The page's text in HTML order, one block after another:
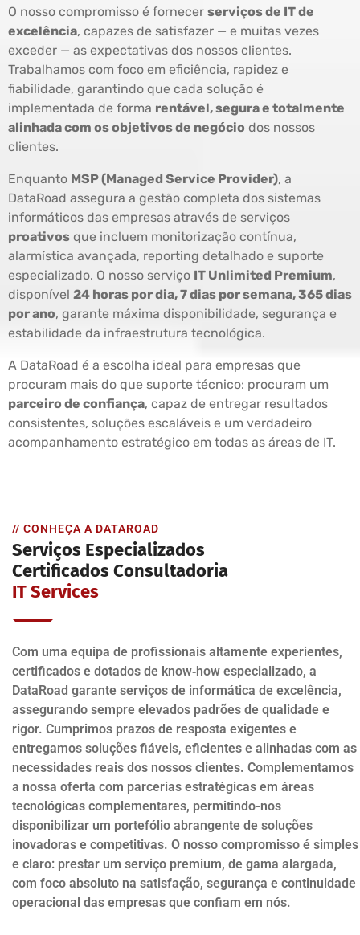
O nosso compromisso é fornecer serviços de IT de
excelência, capazes de satisfazer — e muitas vezes
exceder — as expectativas dos nossos clientes.
Trabalhamos com foco em eficiência, rapidez e
fiabilidade, garantindo que cada solução é
implementada de forma rentável, segura e totalmente
alinhada com os objetivos de negócio dos nossos
clientes.
Enquanto MSP (Managed Service Provider), a
DataRoad assegura a gestão completa dos sistemas
informáticos das empresas através de serviços
proativos que incluem monitorização contínua,
alarmística avançada, reporting detalhado e suporte
especializado. O nosso serviço IT Unlimited Premium,
disponível 24 horas por dia, 7 dias por semana, 365 dias
por ano, garante máxima disponibilidade, segurança e
estabilidade da infraestrutura tecnológica.
A DataRoad é a escolha ideal para empresas que
procuram mais do que suporte técnico: procuram um
parceiro de confiança, capaz de entregar resultados
consistentes, soluções escaláveis e um verdadeiro
acompanhamento estratégico em todas as áreas de IT.
// CONHEÇA A DATAROAD
Serviços Especializados
Certificados Consultadoria
IT Services
Com uma equipa de profissionais altamente experientes,
certificados e dotados de know‑how especializado, a
DataRoad garante serviços de informática de excelência,
assegurando sempre elevados padrões de qualidade e
rigor. Cumprimos prazos de resposta exigentes e
entregamos soluções fiáveis, eficientes e alinhadas com as
necessidades reais dos nossos clientes. Complementamos
a nossa oferta com parcerias estratégicas em áreas
tecnológicas complementares, permitindo-nos
disponibilizar um portefólio abrangente de soluções
inovadoras e competitivas. O nosso compromisso é simples
e claro: prestar um serviço premium, de gama alargada,
com foco absoluto na satisfação, segurança e continuidade
operacional das empresas que confiam em nós.